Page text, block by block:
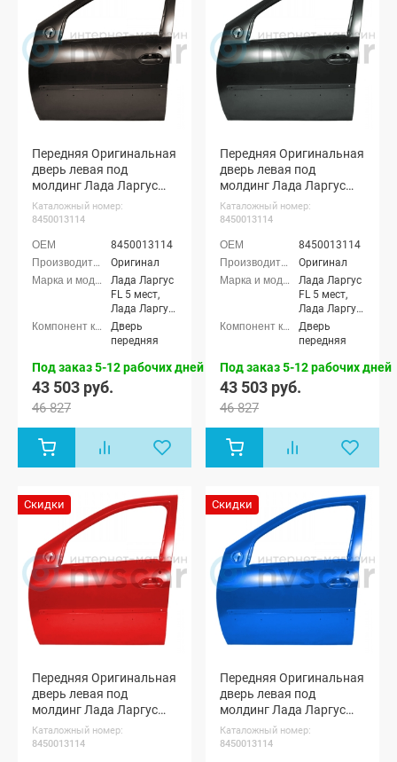
Передняя Оригинальная
дверь левая под
молдинг Лада Ларгус
ФЛ (Брюн 250)
Каталожный номер:
8450013114
8450013114
Оригинал
Лада Ларгус
FL 5 мест,
Лада Ларгус
FL 7 мест,
Лада Ларгус
мест, Лада
Кросс 7 мест
Дверь
передняя
Под заказ 5-12 рабочих дней
43 503 руб.
46 827
Передняя Оригинальная
дверь левая под
молдинг Лада Ларгус
ФЛ (Каракумы 238)
Каталожный номер:
8450013114
8450013114
Оригинал
Лада Ларгус
FL 5 мест,
Лада Ларгус
FL 7 мест,
Лада Ларгус
мест, Лада
Кросс 7 мест
Дверь
передняя
Под заказ 5-12 рабочих дней
43 503 руб.
46 827
Скидки
Передняя Оригинальная
дверь левая под
молдинг Лада Ларгус
ФЛ (Красный сплав 136)
Каталожный номер:
8450013114
Скидки
Передняя Оригинальная
дверь левая под
молдинг Лада Ларгус
ФЛ (Лазурно-синий 498)
Каталожный номер:
8450013114